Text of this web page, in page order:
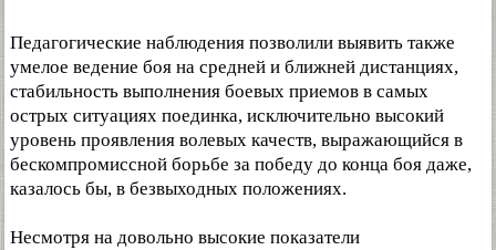
Педагогические наблюдения позволили выявить также
умелое ведение боя на средней и ближней дистанциях,
стабильность выполнения боевых приемов в самых
острых ситуациях поединка, исключительно высокий
уровень проявления волевых качеств, выражающийся в
бескомпромиссной борьбе за победу до конца боя даже,
казалось бы, в безвыходных положениях.
Несмотря на довольно высокие показатели